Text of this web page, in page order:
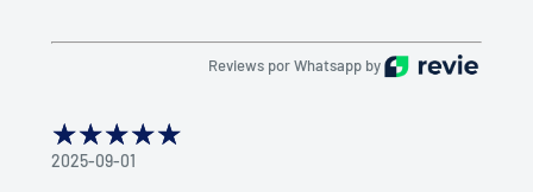
Reviews por Whatsapp by
2025-09-01